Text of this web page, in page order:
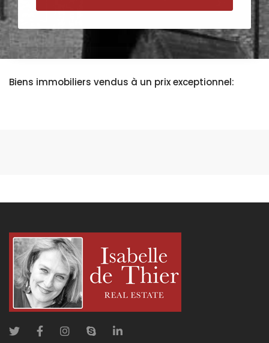
Biens immobiliers vendus à un prix exceptionnel: